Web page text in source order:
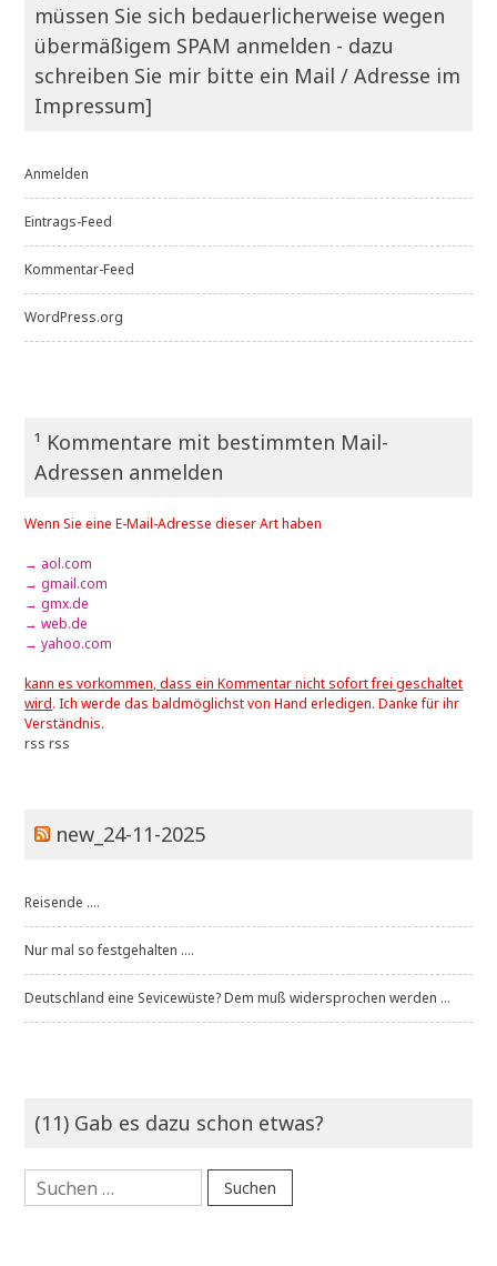
müssen Sie sich bedauerlicherweise wegen
übermäßigem SPAM anmelden - dazu
schreiben Sie mir bitte ein Mail / Adresse im
Impressum]
Anmelden
Eintrags-Feed
Kommentar-Feed
WordPress.org
¹ Kommentare mit bestimmten Mail-
Adressen anmelden
Wenn Sie eine E-Mail-Adresse dieser Art haben
→ aol.com
→ gmail.com
→ gmx.de
→ web.de
→ yahoo.com
kann es vorkommen, dass ein Kommentar nicht sofort frei geschaltet
wird. Ich werde das baldmöglichst von Hand erledigen. Danke für ihr
Verständnis.
rss rss
new_24-11-2025
Reisende ....
Nur mal so festgehalten ....
Deutschland eine Sevicewüste? Dem muß widersprochen werden ...
(11) Gab es dazu schon etwas?
Suchen
nach: